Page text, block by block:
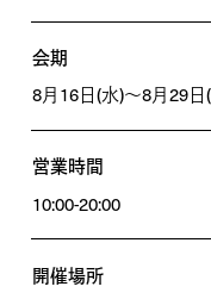
会期
8月16日(水)～8月29日
営業時間
10:00-20:00
開催場所